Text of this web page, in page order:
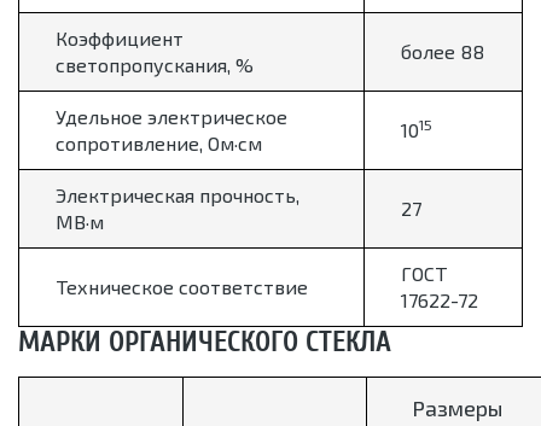
Коэффициент
светопропускания, %
более 88
Удельное электрическое
сопротивление, Ом·см
1015
Электрическая прочность,
МВ·м
27
Техническое соответствие
ГОСТ
17622-72
МАРКИ ОРГАНИЧЕСКОГО СТЕКЛА
Размеры